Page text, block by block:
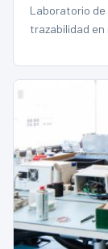
Laboratorio
trazabilidad en